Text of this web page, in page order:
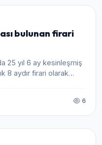
bulunan firari
25 yıl 6 ay kesinleşmiş
8 aydır firari olarak
6